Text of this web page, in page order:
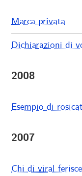
Marca privata
Dichiarazioni di
2008
Esempio di
2007
Chi di viral